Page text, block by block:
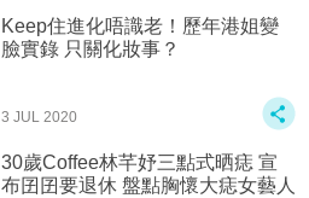
Keep住進化唔識老！歷年港姐變
臉實錄 只關化妝事？
3 JUL 2020
30歲Coffee林芊妤三點式晒痣 宣
布囝囝要退休 盤點胸懷大痣女藝人